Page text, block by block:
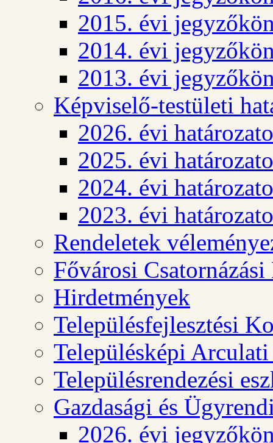
2015. évi
2014. évi
2013. évi
Képviselő-testületi
2026. évi
2025. évi
2024. évi
2023. évi
Rendeletek
Fővárosi
Hirdetmények
Településfejlesztési
Településképi
Településrendezési
Gazdasági és
2026. évi